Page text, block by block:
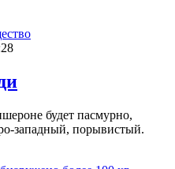
будет пасмурно,
западный, порывистый.